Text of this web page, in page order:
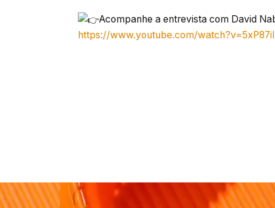
Acompanhe a entrevista com David
https://www.youtube.com/